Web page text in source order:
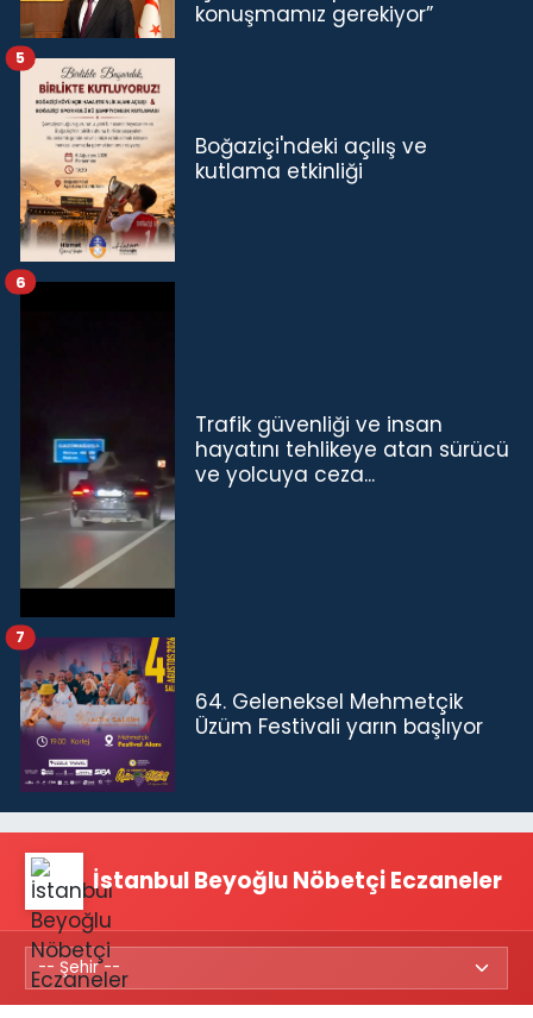
konuşmamız gerekiyor”
Boğaziçi'ndeki açılış ve
kutlama etkinliği
5
Trafik güvenliği ve insan
hayatını tehlikeye atan sürücü
ve yolcuya ceza...
6
64. Geleneksel Mehmetçik
Üzüm Festivali yarın başlıyor
7
İstanbul Beyoğlu Nöbetçi Eczaneler